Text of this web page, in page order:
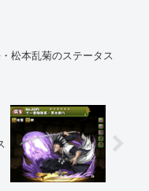
松本乱菊のステータス